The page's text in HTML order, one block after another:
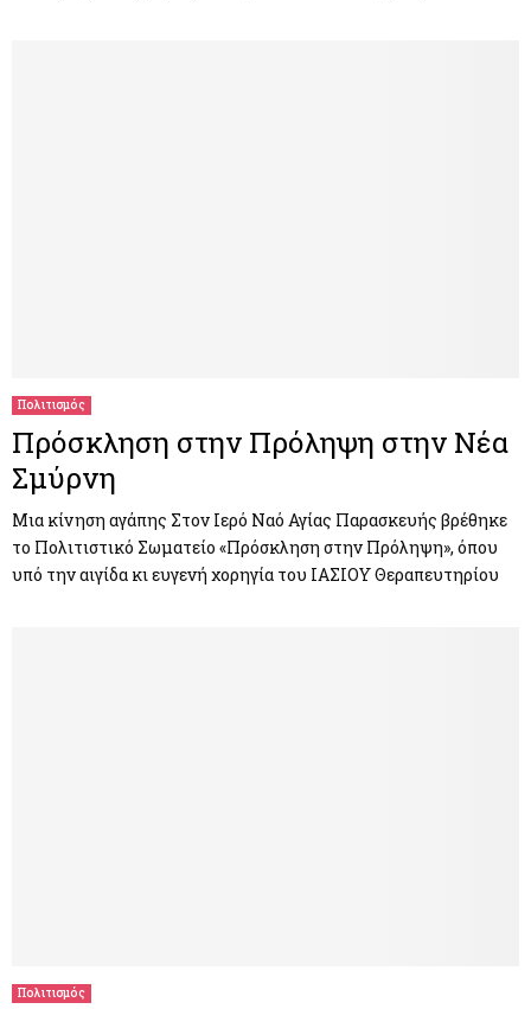
Πολιτισμός
Πρόσκληση στην Πρόληψη στην Νέα
Σμύρνη
Μια κίνηση αγάπης Στον Ιερό Ναό Αγίας Παρασκευής βρέθηκε
το Πολιτιστικό Σωματείο «Πρόσκληση στην Πρόληψη», όπου
υπό την αιγίδα κι ευγενή χορηγία του ΙΑΣΙΟΥ Θεραπευτηρίου
Πολιτισμός